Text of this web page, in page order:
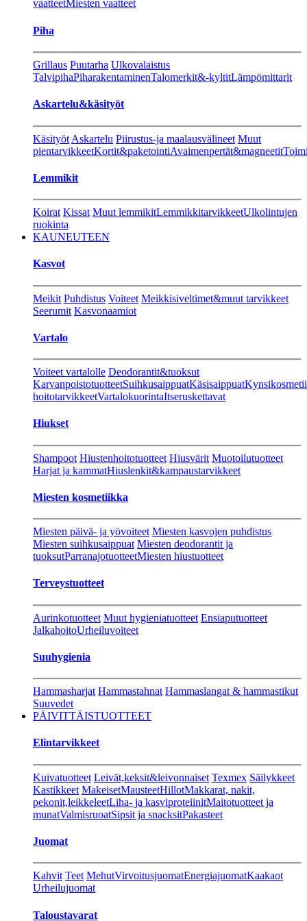
vaatteetMiesten vaatteet
Piha
Grillaus Puutarha Ulkovalaistus
TalvipihaPiharakentaminenTalomerkit&-kyltitLämpömittarit
Askartelu&käsityöt
Käsityöt Askartelu Piirustus-ja maalausvälineet Muut
pientarvikkeetKortit&paketointiAvaimenpertät&magneetit
Lemmikit
Koirat Kissat Muut lemmikitLemmikkitarvikkeetUlkolintujen
ruokinta
KAUNEUTEEN
Kasvot
Meikit Puhdistus Voiteet Meikkisiveltimet&muut tarvikkeet
Seerumit Kasvonaamiot
Vartalo
Voiteet vartalolle Deodorantit&tuoksut
KarvanpoistotuotteetSuihkusaippuatKäsisaippuat
hoitotarvikkeetVartalokuorintaItseruskettavat
Hiukset
Shampoot Hiustenhoitotuotteet Hiusvärit Muotoilutuotteet
Harjat ja kammatHiuslenkit&kampaustarvikkeet
Miesten kosmetiikka
Miesten päivä- ja yövoiteet Miesten kasvojen puhdistus
Miesten suihkusaippuat Miesten deodorantit ja
tuoksutParranajotuotteetMiesten hiustuotteet
Terveystuotteet
Aurinkotuotteet Muut hygieniatuotteet Ensiaputuotteet
JalkahoitoUrheiluvoiteet
Suuhygienia
Hammasharjat Hammastahnat Hammaslangat & hammastikut
Suuvedet
PÄIVITTÄISTUOTTEET
Elintarvikkeet
Kuivatuotteet Leivät,keksit&leivonnaiset Texmex Säilykkeet
Kastikkeet MakeisetMausteetHillotMakkarat, nakit,
pekonit,leikkeleetLiha- ja kasviproteiinitMaitotuotteet ja
munatValmisruoatSipsit ja snacksitPakasteet
Juomat
Kahvit Teet MehutVirvoitusjuomatEnergiajuomatKaakaot
Urheilujuomat
Taloustavarat